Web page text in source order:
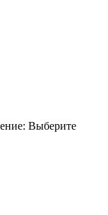
Выберите